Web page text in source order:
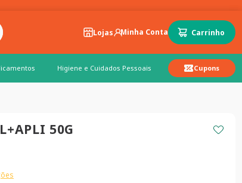
Lojas
Higiene e Cuidados Pessoais Cupons
50G